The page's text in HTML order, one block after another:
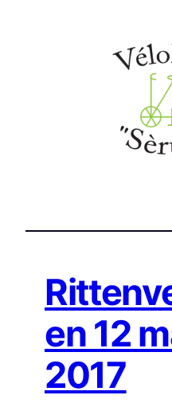
en 12
2017